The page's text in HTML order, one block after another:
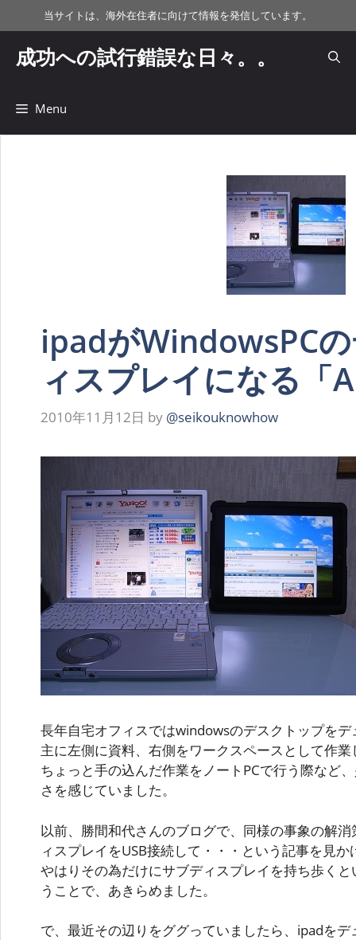
ン
当サイトは、海外在住者に向けて情報を発信しています。
成功への試行錯誤な日々。。
Menu
ipadがWindowsPC
ィスプレイになる「
2010年11月12日 by @seikouknowhow
長年自宅オフィスではwindowsのデスクトップを
主に左側に資料、右側をワークスペースとして作
ちょっと手の込んだ作業をノートPCで行う際など
さを感じていました。
以前、勝間和代さんのブログで、同様の事象の解
ィスプレイをUSB接続して・・・という記事を見
やはりその為だけにサブディスプレイを持ち歩く
うことで、あきらめました。
で、最近その辺りをググっていましたら、ipadを